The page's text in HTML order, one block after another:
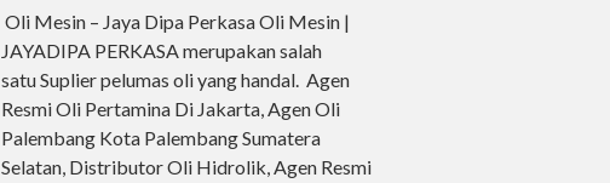
Oli Mesin – Jaya Dipa Perkasa Oli Mesin |
JAYADIPA PERKASA merupakan salah
satu Suplier pelumas oli yang handal. Agen
Resmi Oli Pertamina Di Jakarta, Agen Oli
Palembang Kota Palembang Sumatera
Selatan, Distributor Oli Hidrolik, Agen Resmi